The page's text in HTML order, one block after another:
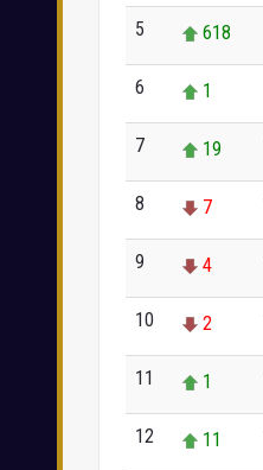
5 618
6 1
7 19
8 7
9 4
10 2
11 1
12 11